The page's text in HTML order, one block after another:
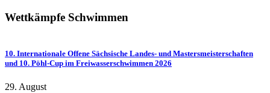
Wettkämpfe Schwimmen
10. Internationale Offene Sächsische Landes- und Mastersmeisterschaften
und 10. Pöhl-Cup im Freiwasserschwimmen 2026
29. August